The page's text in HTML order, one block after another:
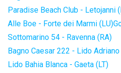
Paradise Beach Club - Letojanni
Alle Boe - Forte dei Marmi (LU)
Sottomarino 54 - Ravenna (RA)
Bagno Caesar 222 - Lido Adriano
Lido Bahia Blanca - Gaeta (LT)